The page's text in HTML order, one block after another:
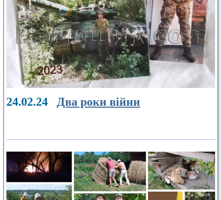
24.02.24 Два роки війни